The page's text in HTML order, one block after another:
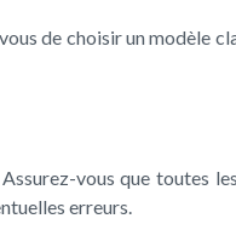
de choisir un modèle
vous que toutes
erreurs.